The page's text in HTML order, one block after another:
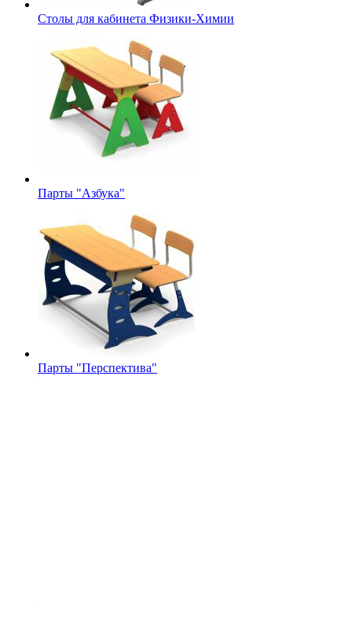
Столы для кабинета Физики-Химии
Парты "Азбука"
Парты "Перспектива"